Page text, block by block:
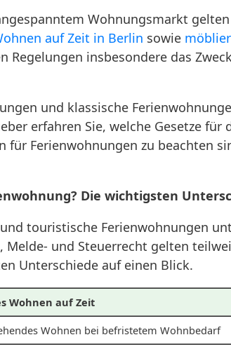
Wohnungsmarkt
auf Zeit in Berlin sowie
Regelungen insbesondere das
und klassische
erfahren Sie, welche Gesetze
für Ferienwohnungen zu beachten
Die wichtigsten
touristische Ferienwohnungen
Melde- und Steuerrecht gelten
Unterschiede auf einen Blick.
Wohnen auf Zeit
Wohnen bei befristetem Wohnbedarf